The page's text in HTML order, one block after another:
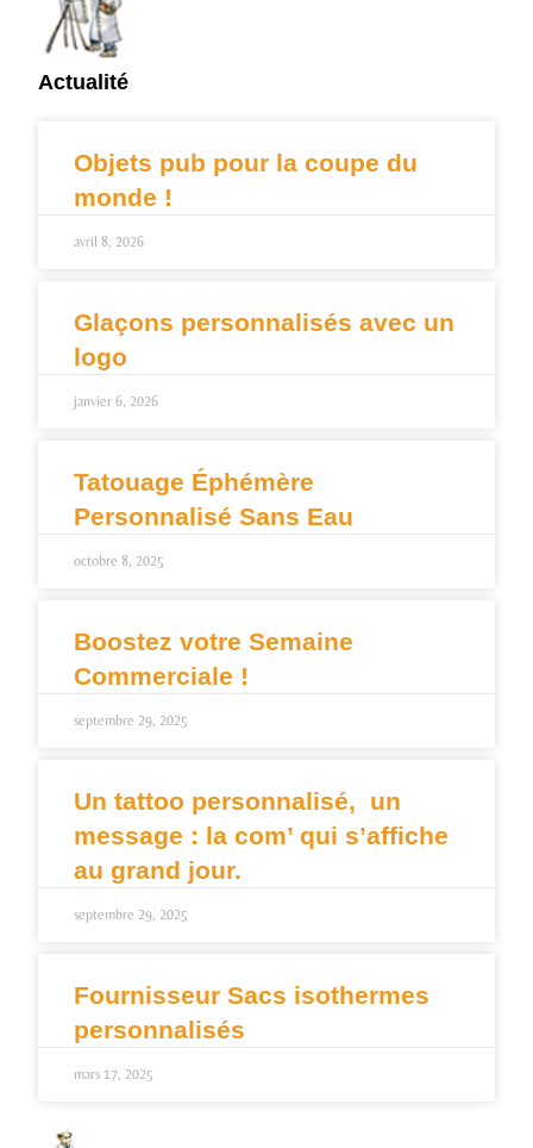
Actualité
Objets pub pour la coupe du
monde !
avril 8, 2026
Glaçons personnalisés avec un
logo
janvier 6, 2026
Tatouage Éphémère
Personnalisé Sans Eau
octobre 8, 2025
Boostez votre Semaine
Commerciale !
septembre 29, 2025
Un tattoo personnalisé, un
message : la com’ qui s’affiche
au grand jour.
septembre 29, 2025
Fournisseur Sacs isothermes
personnalisés
mars 17, 2025